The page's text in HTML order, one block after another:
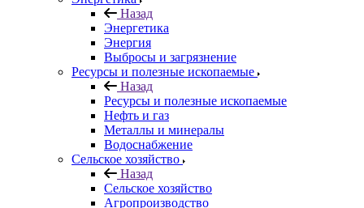
Назад
Энергетика
Энергия
Выбросы и загрязнение
Ресурсы и полезные ископаемые
Назад
Ресурсы и полезные ископаемые
Нефть и газ
Металлы и минералы
Водоснабжение
Сельское хозяйство
Назад
Сельское хозяйство
Агропроизводство